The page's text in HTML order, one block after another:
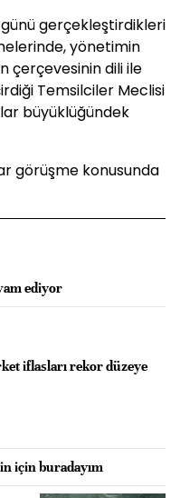
gerçekleştirdikleri
yönetimin
çerçevesinin dili ile
Temsilciler Meclisi
büyüklüğündek
görüşme konusunda
ediyor
iflasları rekor düzeye
için buradayım